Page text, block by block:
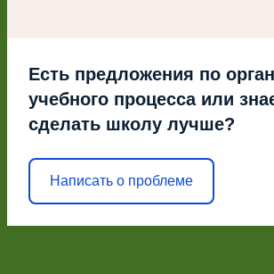
Есть предложения по
учебного процесса или
сделать школу лучше?
Написать о проблеме